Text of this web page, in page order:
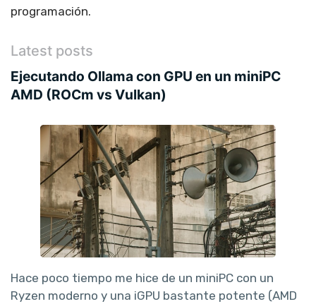
programación.
Latest posts
Ejecutando Ollama con GPU en un miniPC
AMD (ROCm vs Vulkan)
Hace poco tiempo me hice de un miniPC con un
Ryzen moderno y una iGPU bastante potente (AMD